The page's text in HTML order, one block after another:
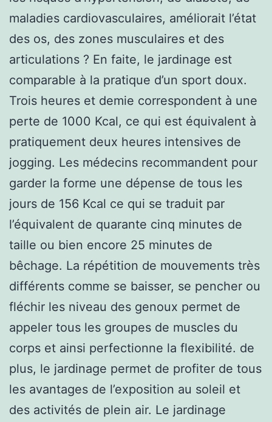
maladies cardiovasculaires, améliorait l’état
des os, des zones musculaires et des
articulations ? En faite, le jardinage est
comparable à la pratique d’un sport doux.
Trois heures et demie correspondent à une
perte de 1000 Kcal, ce qui est équivalent à
pratiquement deux heures intensives de
jogging. Les médecins recommandent pour
garder la forme une dépense de tous les
jours de 156 Kcal ce qui se traduit par
l’équivalent de quarante cinq minutes de
taille ou bien encore 25 minutes de
bêchage. La répétition de mouvements très
différents comme se baisser, se pencher ou
fléchir les niveau des genoux permet de
appeler tous les groupes de muscles du
corps et ainsi perfectionne la flexibilité. de
plus, le jardinage permet de profiter de tous
les avantages de l’exposition au soleil et
des activités de plein air. Le jardinage